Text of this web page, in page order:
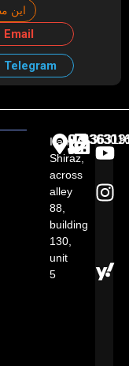
این
Email
Telegram
Iran,
Shiraz,
across
alley
88,
building
130,
unit
5​